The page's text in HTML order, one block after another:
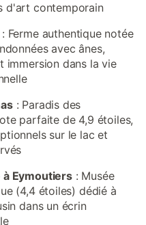
d'art contemporain
: Ferme authentique notée
avec ânes,
immersion dans la vie
: Paradis des
parfaite de 4,9 étoiles,
sur le lac et
à Eymoutiers: Musée
(4,4 étoiles) dédié à
dans un écrin